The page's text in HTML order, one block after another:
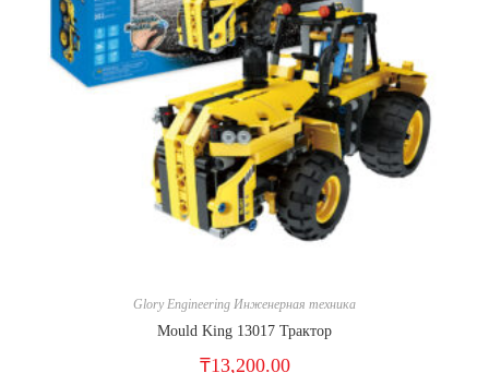
Glory Engineering Инженерная техника
Mould King 13017 Трактор
₸13,200.00